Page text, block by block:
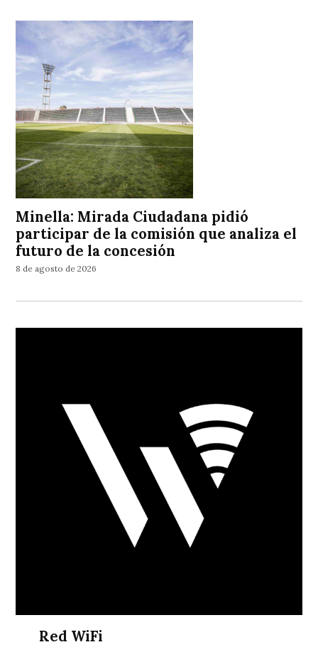
Minella: Mirada Ciudadana pidió
participar de la comisión que analiza el
futuro de la concesión
8 de agosto de 2026
Red WiFi